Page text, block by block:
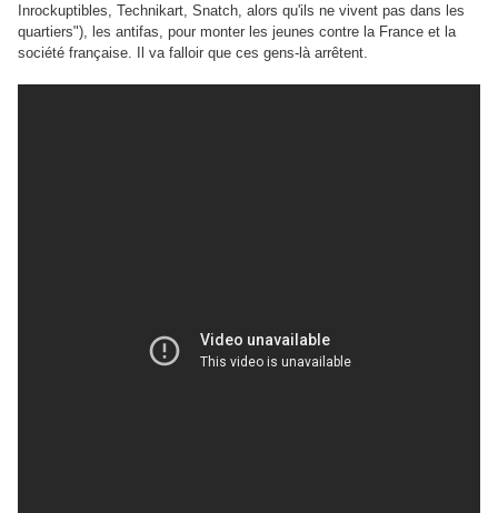
Inrockuptibles, Technikart, Snatch, alors qu'ils ne vivent pas dans les
quartiers"), les antifas, pour monter les jeunes contre la France et la
société française. Il va falloir que ces gens-là arrêtent.